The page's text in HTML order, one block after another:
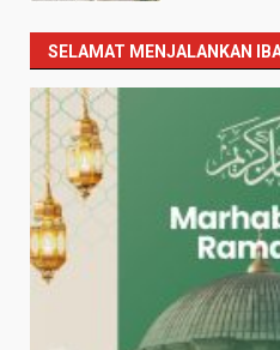
SELAMAT MENJALANKAN